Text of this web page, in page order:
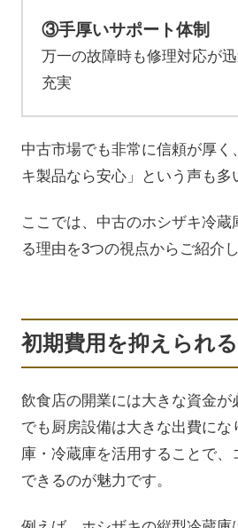
③手厚いサポート体制
万一の故障時も修理対応が
充実
中古市場でも非常に信頼が厚く
キ製品なら安心」という声も多
ここでは、中古のホシザキ冷
る理由を3つの視点からご紹介し
初期費用を抑えられる
飲食店の開業には大きな資金が
でも厨房設備は大きな出費にな
庫・冷蔵庫を活用することで、
できるのが魅力です。